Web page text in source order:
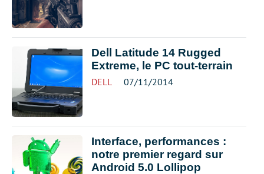
Dell Latitude 14 Rugged
Extreme, le PC tout-terrain
DELL 07/11/2014
Interface, performances :
notre premier regard sur
Android 5.0 Lollipop